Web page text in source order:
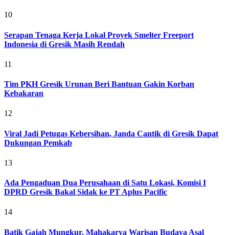
10
Serapan Tenaga Kerja Lokal Proyek Smelter Freeport
Indonesia di Gresik Masih Rendah
11
Tim PKH Gresik Urunan Beri Bantuan Gakin Korban
Kebakaran
12
Viral Jadi Petugas Kebersihan, Janda Cantik di Gresik Dapat
Dukungan Pemkab
13
Ada Pengaduan Dua Perusahaan di Satu Lokasi, Komisi I
DPRD Gresik Bakal Sidak ke PT Aplus Pacific
14
Batik Gajah Mungkur, Mahakarya Warisan Budaya Asal